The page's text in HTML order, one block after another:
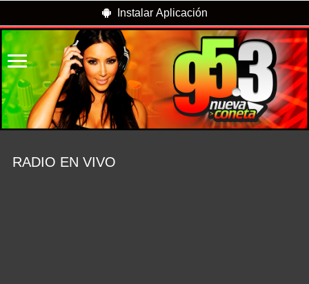
Instalar Aplicación
RADIO EN VIVO